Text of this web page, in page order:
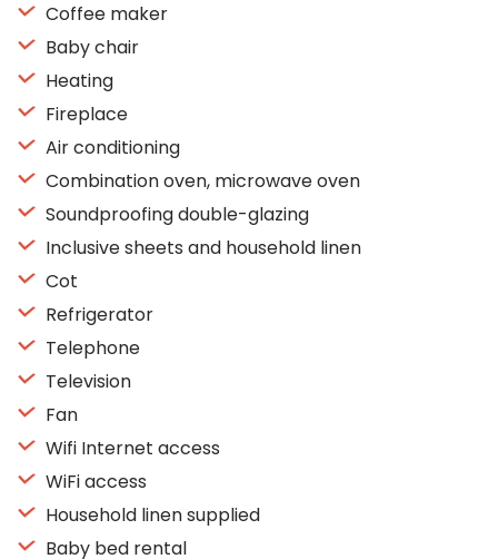
Coffee maker
Baby chair
Heating
Fireplace
Air conditioning
Combination oven, microwave oven
Soundproofing double-glazing
Inclusive sheets and household linen
Cot
Refrigerator
Telephone
Television
Fan
Wifi Internet access
WiFi access
Household linen supplied
Baby bed rental